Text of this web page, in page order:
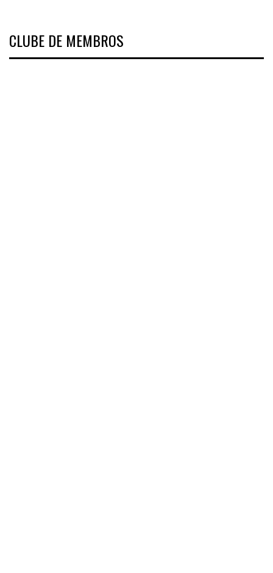
CLUBE DE MEMBROS